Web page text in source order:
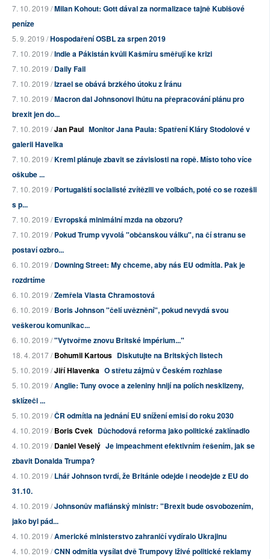
7. 10. 2019 /Milan Kohout: Gott dával za normalizace tajně Kubišové
peníze
5. 9. 2019 /Hospodaření OSBL za srpen 2019
7. 10. 2019 /Indie a Pákistán kvůli Kašmíru směřují ke krizi
7. 10. 2019 /Daily Fail
7. 10. 2019 /Izrael se obává brzkého útoku z Íránu
7. 10. 2019 /Macron dal Johnsonovi lhůtu na přepracování plánu pro
brexit jen do...
7. 10. 2019 /Jan Paul Monitor Jana Paula: Spatření Kláry Stodolové v
galerii Havelka
7. 10. 2019 /Kreml plánuje zbavit se závislosti na ropě. Místo toho více
oškube ...
7. 10. 2019 /Portugalští socialisté zvítězili ve volbách, poté co se rozešli
s p...
7. 10. 2019 /Evropská minimální mzda na obzoru?
7. 10. 2019 /Pokud Trump vyvolá "občanskou válku", na čí stranu se
postaví ozbro...
6. 10. 2019 /Downing Street: My chceme, aby nás EU odmítla. Pak je
rozdrtíme
6. 10. 2019 /Zemřela Vlasta Chramostová
6. 10. 2019 /Boris Johnson "čelí uvěznění", pokud nevydá svou
veškerou komunikac...
6. 10. 2019 /"Vytvořme znovu Britské impérium..."
18. 4. 2017 /Bohumil Kartous Diskutujte na Britských listech
5. 10. 2019 /Jiří Hlavenka O střetu zájmů v Českém rozhlase
5. 10. 2019 /Anglie: Tuny ovoce a zeleniny hnijí na polích nesklizeny,
sklízeči ...
5. 10. 2019 /ČR odmítla na jednání EU snížení emisí do roku 2030
4. 10. 2019 /Boris Cvek Důchodová reforma jako politické zaklínadlo
4. 10. 2019 /Daniel Veselý Je impeachment efektivním řešením, jak se
zbavit Donalda Trumpa?
4. 10. 2019 /Lhář Johnson tvrdí, že Británie odejde i neodejde z EU do
31.10.
4. 10. 2019 /Johnsonův mafiánský ministr: "Brexit bude osvobozením,
jako byl pád...
4. 10. 2019 /Americké ministerstvo zahraničí vydíralo Ukrajinu
4. 10. 2019 /CNN odmítla vysílat dvě Trumpovy lživé politické reklamy